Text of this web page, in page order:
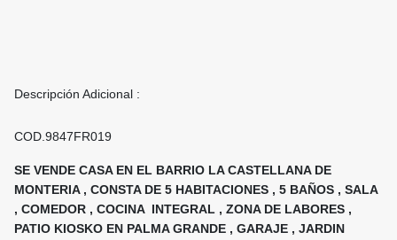
Descripción Adicional :
COD.9847FR019
SE VENDE CASA EN EL BARRIO LA CASTELLANA DE
MONTERIA , CONSTA DE 5 HABITACIONES , 5 BAÑOS , SALA
, COMEDOR , COCINA INTEGRAL , ZONA DE LABORES ,
PATIO KIOSKO EN PALMA GRANDE , GARAJE , JARDIN